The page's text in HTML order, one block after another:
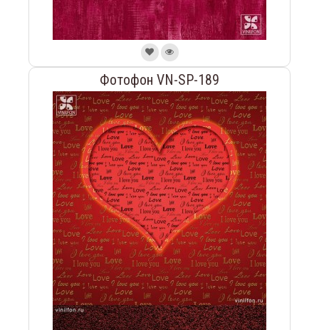
Фотофон VN-SP-189